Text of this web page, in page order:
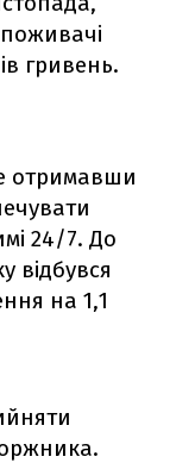
гривень.
отримавши
24/7. До
відбувся
на 1,1